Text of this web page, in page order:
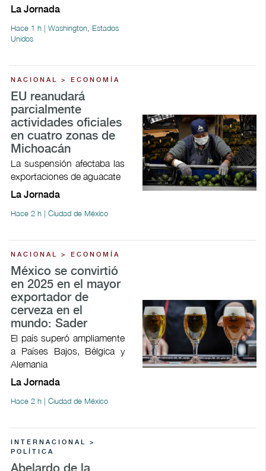
La Jornada
Hace 1 h | Washington, Estados
Unidos
NACIONAL > ECONOMÍA
EU reanudará
parcialmente
actividades oficiales
en cuatro zonas de
Michoacán
La suspensión afectaba las
exportaciones de aguacate
La Jornada
Hace 2 h | Ciudad de México
NACIONAL > ECONOMÍA
México se convirtió
en 2025 en el mayor
exportador de
cerveza en el
mundo: Sader
El país superó ampliamente
a Países Bajos, Bélgica y
Alemania
La Jornada
Hace 2 h | Ciudad de México
INTERNACIONAL >
POLÍTICA